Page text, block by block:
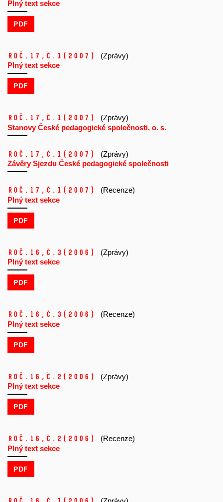
Plný text sekce
PDF
Roč.17, č.1 (2007)
(Zprávy)
Plný text sekce
PDF
Roč.17, č.1 (2007)
(Zprávy)
Stanovy České pedagogické společnosti, o. s.
Roč.17, č.1 (2007)
(Zprávy)
Závěry Sjezdu České pedagogické společnosti
Roč.17, č.1 (2007)
(Recenze)
Plný text sekce
PDF
Roč.16, č.3 (2006)
(Zprávy)
Plný text sekce
PDF
Roč.16, č.3 (2006)
(Recenze)
Plný text sekce
PDF
Roč.16, č.2 (2006)
(Zprávy)
Plný text sekce
PDF
Roč.16, č.2 (2006)
(Recenze)
Plný text sekce
PDF